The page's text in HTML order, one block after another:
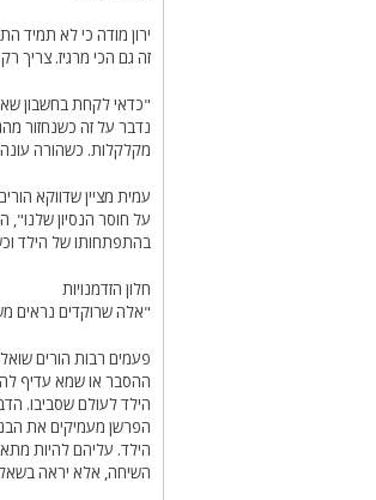
ירון מודה כי לא תמיד
זה גם הכי מרגיז. צריך
"כדאי לקחת בחשבון
נדבר על זה כשנחזור
מקלקלות. כשהורה
עמית מציין שדווקא
על חוסר הנסיון שלנו",
בהתפתחותו של הילד
חלון הזדמנויות
"אלה שרוקדים נראים
פעמים רבות הורים
ההסבר או שמא עדיף
הילד לעולם שסביבו.
הפרשן מעמיקים את
הילד. עליהם להיות
השיחה, אלא יראה